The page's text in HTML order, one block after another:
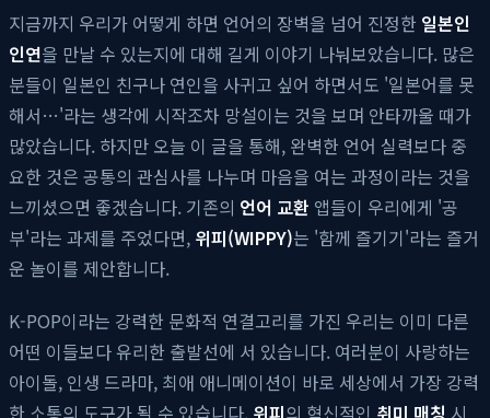
지금까지 우리가 어떻게 하면 언어의 장벽을 넘어 진정한 일본인
인연을 만날 수 있는지에 대해 길게 이야기 나눠보았습니다. 많은
분들이 일본인 친구나 연인을 사귀고 싶어 하면서도 '일본어를 못
해서…'라는 생각에 시작조차 망설이는 것을 보며 안타까울 때가
많았습니다. 하지만 오늘 이 글을 통해, 완벽한 언어 실력보다 중
요한 것은 공통의 관심사를 나누며 마음을 여는 과정이라는 것을
느끼셨으면 좋겠습니다. 기존의 언어 교환 앱들이 우리에게 '공
부'라는 과제를 주었다면, 위피(WIPPY)는 '함께 즐기기'라는 즐거
운 놀이를 제안합니다.
K-POP이라는 강력한 문화적 연결고리를 가진 우리는 이미 다른
어떤 이들보다 유리한 출발선에 서 있습니다. 여러분이 사랑하는
아이돌, 인생 드라마, 최애 애니메이션이 바로 세상에서 가장 강력
한 소통의 도구가 될 수 있습니다. 위피의 혁신적인 취미 매칭 시